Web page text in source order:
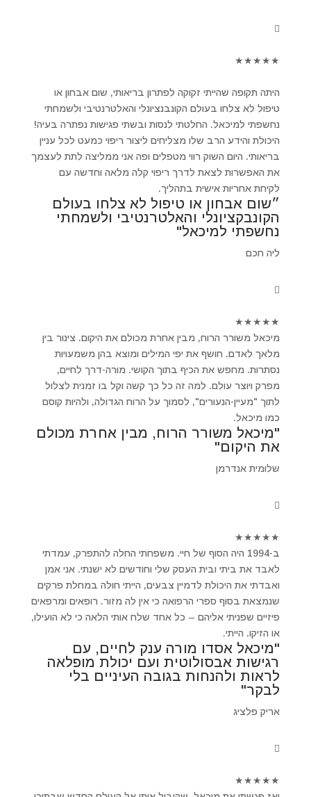
★
★
★
★
★
היתה תקופה שהייתי זקוקה לפתרון בריאותי, שום אבחון או
טיפול לא צלחו בעולם הקונבנציונלי והאלטרנטיבי ולשמחתי
נחשפתי למיכאל. החלטתי לנסות ובשתי פגישות נפתרה בעיה!
היכולת והידע הרב שלו מצליחים ליצור ריפוי כמעט לכל עניין
בריאותי. היום השוק רווי מטפלים ופה אני ממליצה לתת לעצמך
את האפשרות לצאת לדרך ריפוי קלה מלאה וחדשה עם
לקיחת אחריות אישית בתהליך.
״שום אבחון או טיפול לא צלחו בעולם
הקונבקציונלי והאלטרנטיבי ולשמחתי
נחשפתי למיכאל"
ליה חכם
★
★
★
★
★
מיכאל משורר הרוח, מבין אחרת מכולם את היקום. צינור בין
מלאך לאדם. חושף את יפי המילים ומוצא בהן משמעויות
נסתרות. מחפש את הכיף בתוך הקושי. מורה-דרך לחיים,
מפרק ויוצר עולם. למה זה כל כך קשה וקל בו זמנית לצלול
לתוך "מעיין-הנעורים", לסמוך על הרוח הגדולה, ולהיות קוסם
כמו מיכאל.
"מיכאל משורר הרוח, מבין אחרת מכולם
את היקום"
שלומית אנדרמן
★
★
★
★
★
ב-1994 היה הסוף של חיי. משפחתי החלה להתפרק, עמדתי
לאבד את ביתי ובית העסק שלי וחודשים לא ישנתי. אני אמן
ואבדתי את היכולת לדמיין צבעים, הייתי חולה במחלת פרקים
שנמצאת בסוף ספרי הרפואה כי אין לה מזור. רופאים ומרפאים
פיזיים שפניתי אליהם – כל אחד שלח אותי הלאה כי לא הועילו,
או הזיקו. הייתי.
"מיכאל אסדו מורה ענק לחיים, עם
רגישות אבסולוטית ועם יכולת מופלאה
לראות ולהנחות בגובה העיניים בלי
לבקר"
אריק פלציג
★
★
★
★
★